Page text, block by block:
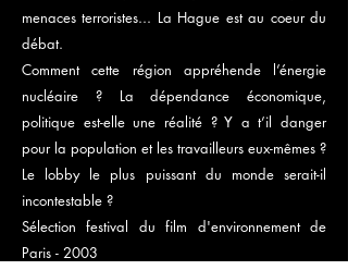
menaces terroristes... La Hague est au coeur du
débat.
Comment cette région appréhende l’énergie
nucléaire ? La dépendance économique,
politique est-elle une réalité ? Y a t’il danger
pour la population et les travailleurs eux-mêmes ?
Le lobby le plus puissant du monde serait-il
incontestable ?
Sélection festival du film d'environnement de
Paris - 2003